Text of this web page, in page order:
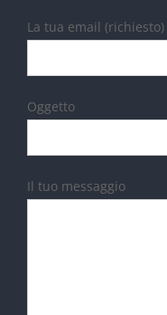
La tua email (richiesto)
Oggetto
Il tuo messaggio